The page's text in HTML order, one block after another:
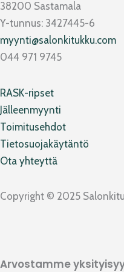
b
o
o
k
a
g
r
a
l
o
p
38200 Sastamala
Y-tunnus: 3427445-6
myynti@salonkitukku.com
044 971 9745
RASK-ripset
Jälleenmyynti
Toimitusehdot
Tietosuojakäytäntö
Ota yhteyttä
Copyright © 2025
Arvostamme